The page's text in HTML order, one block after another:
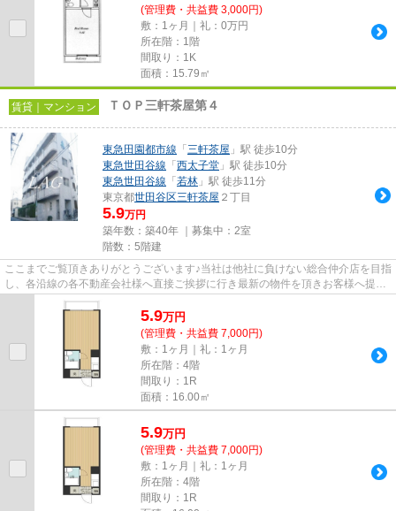
(管理費・共益費 3,000円)
敷：1ヶ月｜礼：0万円
所在階：1階
間取り：1K
面積：15.79㎡
賃貸｜マンション ＴＯＰ三軒茶屋第４
東急田園都市線 「 三軒茶屋 」駅 徒歩10分
東急世田谷線 「 西太子堂 」駅 徒歩10分
東急世田谷線 「 若林 」駅 徒歩11分
東京都世田谷区三軒茶屋 ２丁目
5.9万円
築年数：築40年 ｜募集中： 2室
階数：5階建
ここまでご覧頂きありがとうございます♪当社は他社に負けない総合仲介店を目指
し、各沿線の各不動産会社様へ直接ご挨拶に行き最新の物件を頂きお客様へ提供
しております！最新の情報は...
5.9万円
(管理費・共益費 7,000円)
敷：1ヶ月｜礼：1ヶ月
所在階：4階
間取り：1R
面積：16.00㎡
5.9万円
(管理費・共益費 7,000円)
敷：1ヶ月｜礼：1ヶ月
所在階：4階
間取り：1R